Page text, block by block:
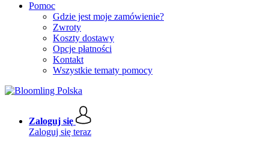
Pomoc
Gdzie jest moje zamówienie?
Zwroty
Koszty dostawy
Opcje płatności
Kontakt
Wszystkie tematy pomocy
Zaloguj się
Zaloguj się teraz